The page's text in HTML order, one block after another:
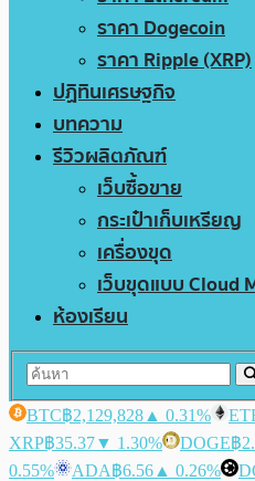
ราคา Dogecoin
ราคา Ripple (XRP)
ปฏิทินเศรษฐกิจ
บทความ
รีวิวผลิตภัณฑ์
เว็บซื้อขาย
กระเป๋าเก็บเหรียญ
เครื่องขุด
เว็บขุดแบบ Cloud
ห้องเรียน
BTC฿2,129,828 ▲ 0.31%
XRP฿35.37▼ 1.30% DOGE฿
0.55%
ADA฿6.56 ▲ 0.26%